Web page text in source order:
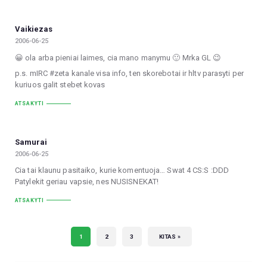
Vaikiezas
2006-06-25
😀 ola arba pieniai laimes, cia mano manymu 🙂 Mrka GL 😉
p.s. mIRC #zeta kanale visa info, ten skorebotai ir hltv parasyti per
kuriuos galit stebet kovas
ATSAKYTI
Samurai
2006-06-25
Cia tai klaunu pasitaiko, kurie komentuoja… Swat 4 CS:S :DDD
Patylekit geriau vapsie, nes NUSISNEKAT!
ATSAKYTI
1 2 3 KITAS »